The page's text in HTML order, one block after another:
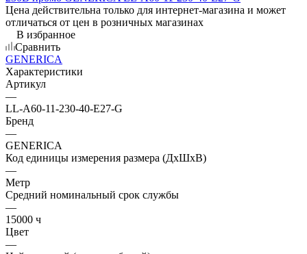
Цена действительна только для интернет-магазина и может
отличаться от цен в розничных магазинах
В избранное
Сравнить
GENERICA
Характеристики
Артикул
—
LL-A60-11-230-40-E27-G
Бренд
—
GENERICA
Код единицы измерения размера (ДхШхВ)
—
Метр
Средний номинальный срок службы
—
15000 ч
Цвет
—